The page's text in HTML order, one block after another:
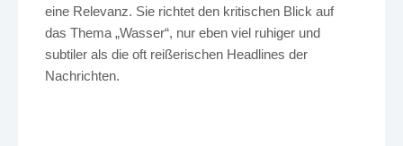
eine Relevanz. Sie richtet den kritischen Blick auf
das Thema „Wasser“, nur eben viel ruhiger und
subtiler als die oft reißerischen Headlines der
Nachrichten.